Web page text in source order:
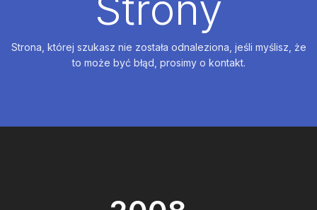
Strona, której szukasz nie została odnaleziona, jeśli myślisz, że
to może być błąd, prosimy o kontakt.